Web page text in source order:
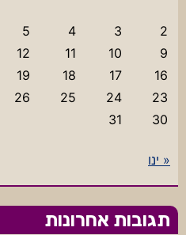
2
3
4
5
9
10
11
12
16
17
18
19
23
24
25
26
30
31
« ינו
תגובות אחרונות